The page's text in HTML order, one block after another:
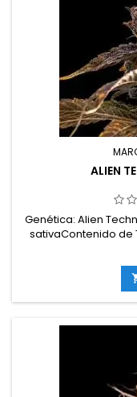
ALIEN
Genética: Alien
sativaContenido de
semanas en
g/m²Producción
principios-
interior; hasta 200